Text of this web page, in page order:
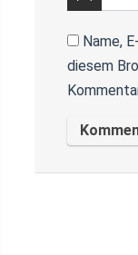
Name,
diesem